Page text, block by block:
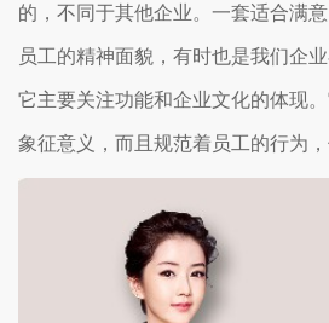
的，不同于其他企业。一套适合满
员工的精神面貌，有时也是我们企
它主要关注功能和企业文化的体现
象征意义，而且规范着员工的行为，